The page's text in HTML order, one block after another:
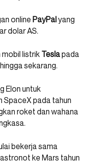
online PayPalyang
dolar AS.
mobil listrik Teslapada
sekarang.
Elon untuk
SpaceX pada tahun
roket dan wahana
bekerja sama
ke Mars tahun